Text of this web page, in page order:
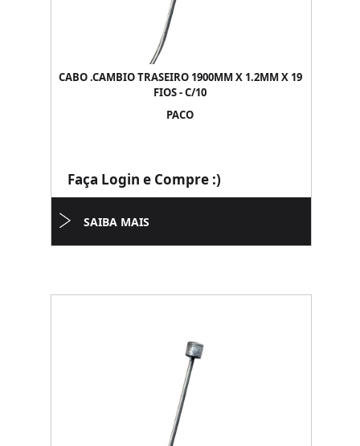
CABO .CAMBIO TRASEIRO 1900MM X 1.2MM X 19
FIOS - C/10
PACO
Faça Login e Compre :)
SAIBA MAIS